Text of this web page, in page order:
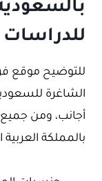
للدراسات
للتوضيح موقع
الشاغرة
أجانب، ومن
بالمملكة